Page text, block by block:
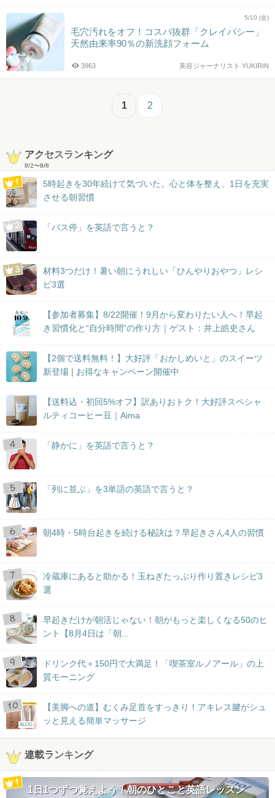
5/10 (金)
毛穴汚れをオフ！コスパ抜群「クレイパシー」
天然由来率90％の新洗顔フォーム
美容ジャーナリスト YUKIRIN
3963
1 2
アクセスランキング
8/2〜8/8
5時起きを30年続けて気づいた。心と体を整え、1日を充実
させる朝習慣
「バス停」を英語で言うと？
材料3つだけ！暑い朝にうれしい「ひんやりおやつ」レシ
ピ3選
【参加者募集】8/22開催！9月から変わりたい人へ！早起
き習慣化と“自分時間”の作り方｜ゲスト：井上皓史さん
【2個で送料無料！】大好評「おかしめいと」のスイーツ
新登場 | お得なキャンペーン開催中
【送料込・初回5%オフ】訳ありおトク！大好評スペシャ
ルティコーヒー豆｜Aima
「静かに」を英語で言うと？
「列に並ぶ」を3単語の英語で言うと？
朝4時・5時台起きを続ける秘訣は？早起きさん4人の習慣
冷蔵庫にあると助かる！玉ねぎたっぷり作り置きレシピ3
選
早起きだけが朝活じゃない！朝がもっと楽しくなる50のヒ
ント【8月4日は「朝...
ドリンク代＋150円で大満足！「喫茶室ルノアール」の上
質モーニング
BLOG
【美脚への道】むくみ足首をすっきり！アキレス腱がシュ
ッと見える簡単マッサージ
連載ランキング
1日1つずつ覚えよう！朝のひとこと英語レッスン